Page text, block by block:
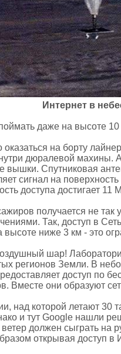
Интернет в
даже на высоте
на борту
дюралевой махины.
вышки. Спутниковая
сигнал на
доступа достигает 11
получается не
Так, доступ в
высоте ниже 3 км - это
шар!
регионов Земли. В
доступ по
Вместе они образуют
над которой летают 30
и тут Google нашли
должен сыграть на
открывая доступ в